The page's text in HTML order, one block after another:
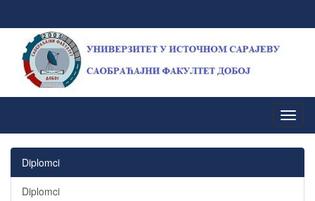
Diplomci
Diplomci